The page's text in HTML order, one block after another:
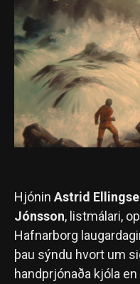
Hjónin Astrid
Jónsson, listmálari,
Hafnarborg
þau sýndu hvort um
handprjónaða kjóla